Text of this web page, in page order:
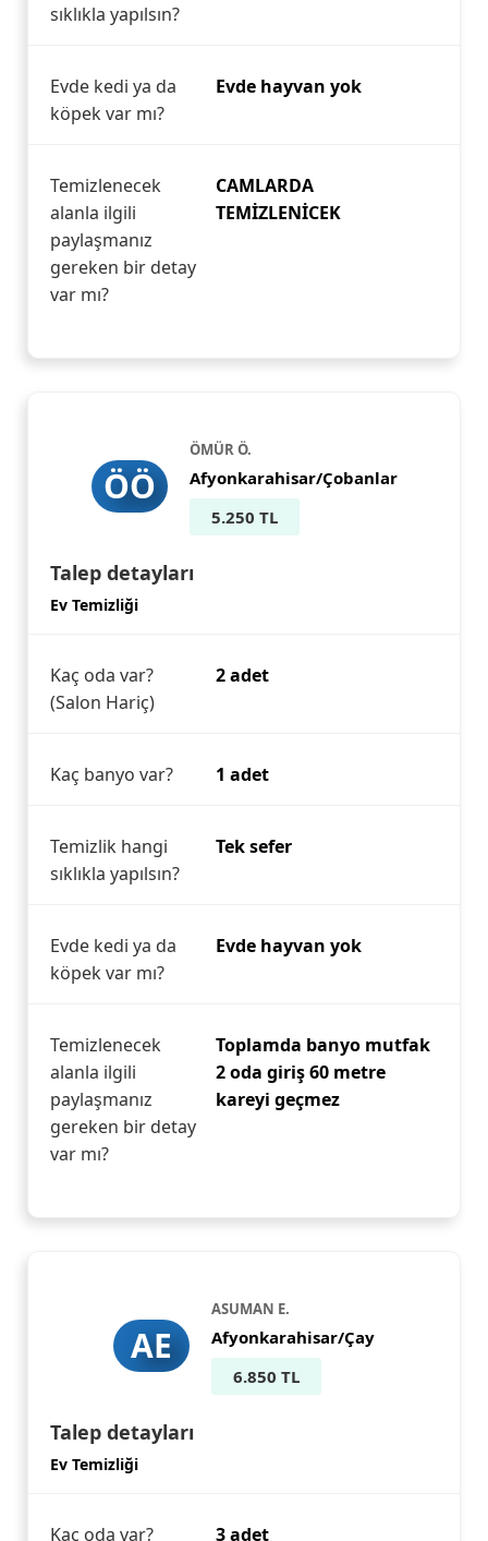
sıklıkla yapılsın?
Evde kedi ya da
köpek var mı?
Evde hayvan yok
Temizlenecek
alanla ilgili
paylaşmanız
gereken bir detay
var mı?
CAMLARDA
TEMİZLENİCEK
ÖÖ
ÖMÜR Ö.
Afyonkarahisar/Çobanlar
5.250 TL
Talep detayları
Ev Temizliği
Kaç oda var?
(Salon Hariç)
2 adet
Kaç banyo var? 1 adet
Temizlik hangi
sıklıkla yapılsın?
Tek sefer
Evde kedi ya da
köpek var mı?
Evde hayvan yok
Temizlenecek
alanla ilgili
paylaşmanız
gereken bir detay
var mı?
Toplamda banyo mutfak
2 oda giriş 60 metre
kareyi geçmez
AE
ASUMAN E.
Afyonkarahisar/Çay
6.850 TL
Talep detayları
Ev Temizliği
Kaç oda var?
3 adet